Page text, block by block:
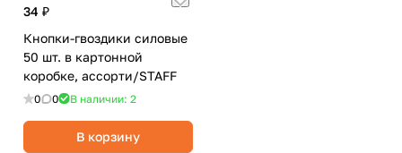
34 ₽
Кнопки-гвоздики силовые
50 шт. в картонной
коробке, ассорти/STAFF
0 0 В наличии: 2
В корзину